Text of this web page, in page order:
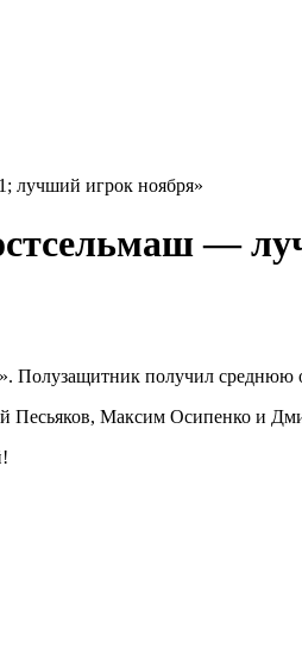
лучший игрок ноября»
—
Полузащитник получил
Песьяков, Максим Осипенко и